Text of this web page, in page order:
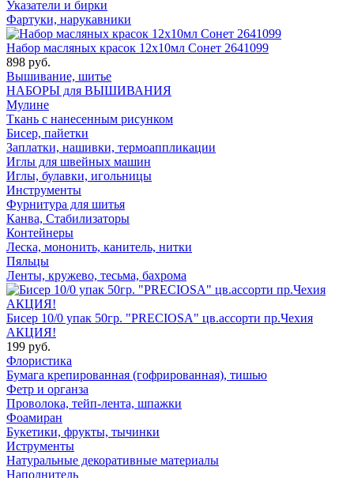
Указатели и бирки
Фартуки, нарукавники
Набор масляных красок 12х10мл Сонет 2641099
898 руб.
Вышивание, шитье
НАБОРЫ для ВЫШИВАНИЯ
Мулине
Ткань с нанесенным рисунком
Бисер, пайетки
Заплатки, нашивки, термоаппликации
Иглы для швейных машин
Иглы, булавки, игольницы
Инструменты
Фурнитура для шитья
Канва, Стабилизаторы
Контейнеры
Леска, мононить, канитель, нитки
Пяльцы
Ленты, кружево, тесьма, бахрома
Бисер 10/0 упак 50гр. "PRECIOSA" цв.ассорти пр.Чехия
АКЦИЯ!
199 руб.
Флористика
Бумага крепированная (гофрированная), тишью
Фетр и органза
Проволока, тейп-лента, шпажки
Фоамиран
Букетики, фрукты, тычинки
Иструменты
Натуральные декоративные материалы
Наполнитель